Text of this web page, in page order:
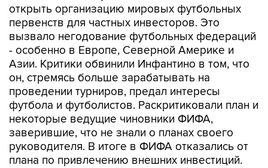
открыть организацию мировых футбольных
первенств для частных инвесторов. Это
вызвало негодование футбольных федераций
- особенно в Европе, Северной Америке и
Азии. Критики обвинили Инфантино в том, что
он, стремясь больше зарабатывать на
проведении турниров, предал интересы
футбола и футболистов. Раскритиковали план и
некоторые ведущие чиновники ФИФА,
заверившие, что не знали о планах своего
руководителя. В итоге в ФИФА отказались от
плана по привлечению внешних инвестиций.